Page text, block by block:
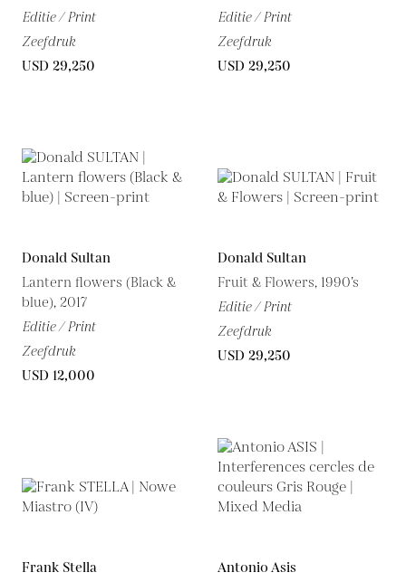
Editie / Print
Zeefdruk
USD 29,250
Editie / Print
Zeefdruk
USD 29,250
Donald Sultan
Lantern flowers (Black &
blue), 2017
Editie / Print
Zeefdruk
USD 12,000
Donald Sultan
Fruit & Flowers, 1990’s
Editie / Print
Zeefdruk
USD 29,250
Frank Stella
Antonio Asis